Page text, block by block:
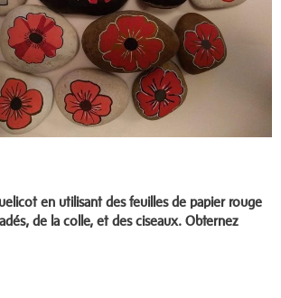
en utilisant des feuilles de papier rouge
de la colle, et des ciseaux. Obternez